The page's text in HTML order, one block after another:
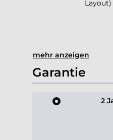
Layout)
mehr anzeigen
Garantie
2